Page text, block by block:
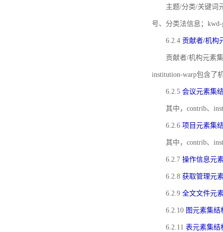
主题/分类/关键词
号、分类法信息；
6.2.4 贡献者/机构
贡献者/机构元素
institution-warp包含了
6.2.5 会议元素集
其中，contrib、
6.2.6 项目元素集
其中，contrib、
6.2.7 操作信息元
6.2.8 获取管理元
6.2.9 全文文件元
6.2.10 图元素集结
6.2.11 表元素集结